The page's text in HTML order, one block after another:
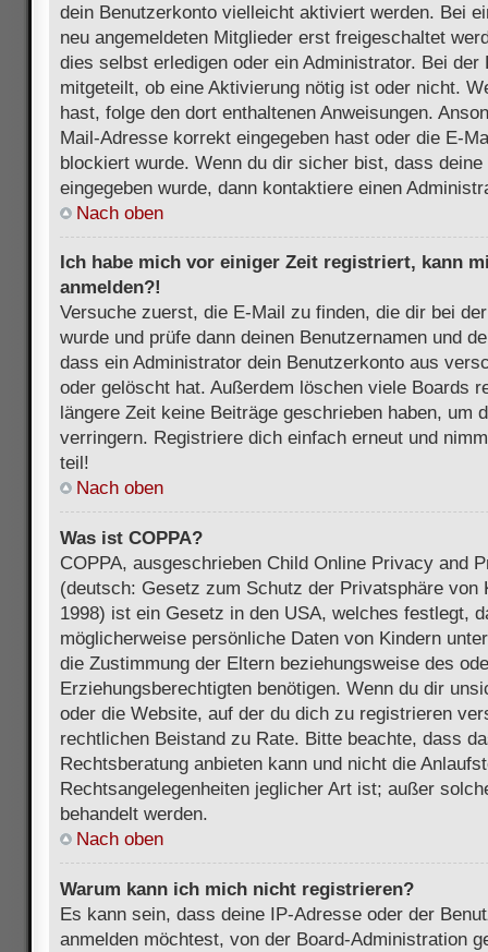
dein Benutzerkonto vielleicht aktiviert werden. Bei
neu angemeldeten Mitglieder erst freigeschaltet
dies selbst erledigen oder ein Administrator. Bei der
mitgeteilt, ob eine Aktivierung nötig ist oder nicht.
hast, folge den dort enthaltenen Anweisungen.
Mail-Adresse korrekt eingegeben hast oder die E-
blockiert wurde. Wenn du dir sicher bist, dass
eingegeben wurde, dann kontaktiere einen
Nach oben
Ich habe mich vor einiger Zeit registriert, kann
anmelden?!
Versuche zuerst, die E-Mail zu finden, die dir bei
wurde und prüfe dann deinen Benutzernamen und
dass ein Administrator dein Benutzerkonto aus
oder gelöscht hat. Außerdem löschen viele Boards
längere Zeit keine Beiträge geschrieben haben, um
verringern. Registriere dich einfach erneut und
teil!
Nach oben
Was ist COPPA?
COPPA, ausgeschrieben Child Online Privacy and
(deutsch: Gesetz zum Schutz der Privatsphäre von
1998) ist ein Gesetz in den USA, welches festlegt,
möglicherweise persönliche Daten von Kindern
die Zustimmung der Eltern beziehungsweise des
Erziehungsberechtigten benötigen. Wenn du dir
oder die Website, auf der du dich zu registrieren
rechtlichen Beistand zu Rate. Bitte beachte, dass
Rechtsberatung anbieten kann und nicht die
Rechtsangelegenheiten jeglicher Art ist; außer
behandelt werden.
Nach oben
Warum kann ich mich nicht registrieren?
Es kann sein, dass deine IP-Adresse oder der
anmelden möchtest, von der Board-Administration